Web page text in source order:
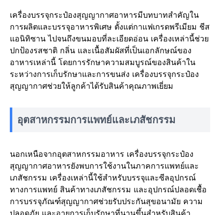
เครื่องบรรจุกระป๋องสุญญากาศอาหารมีบทบาทสำคัญใน
การผลิตและบรรจุอาหารพิเศษ ตั้งแต่กาแฟเกรดพรีเมียม ชีส
แอนิทิซาน ไปจนถึงขนมอบที่ละเอียดอ่อน เครื่องเหล่านี้ช่วย
ปกป้องรสชาติ กลิ่น และเนื้อสัมผัสที่เป็นเอกลักษณ์ของ
อาหารเหล่านี้ โดยการรักษาความสมบูรณ์ของสินค้าใน
ระหว่างการเก็บรักษาและการขนส่ง เครื่องบรรจุกระป๋อง
สุญญากาศช่วยให้ลูกค้าได้รับสินค้าคุณภาพเยี่ยม
อุตสาหกรรมการแพทย์และเภสัชกรรม
นอกเหนือจากอุตสาหกรรมอาหาร เครื่องบรรจุกระป๋อง
สุญญากาศอาหารยังพบการใช้งานในภาคการแพทย์และ
เภสัชกรรม เครื่องเหล่านี้ใช้สำหรับบรรจุและซีลอุปกรณ์
ทางการแพทย์ สินค้าทางเภสัชกรรม และอุปกรณ์ปลอดเชื้อ
การบรรจุภัณฑ์สุญญากาศช่วยรับประกันสุขอนามัย ความ
ปลอดภัย และอายุการเก็บรักษาที่นานขึ้นสำหรับสินค้า